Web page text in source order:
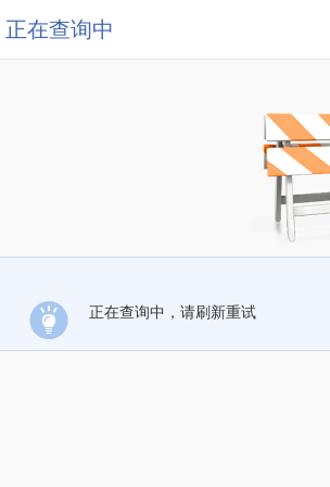
正在查询中
正在查询中，请刷新重试